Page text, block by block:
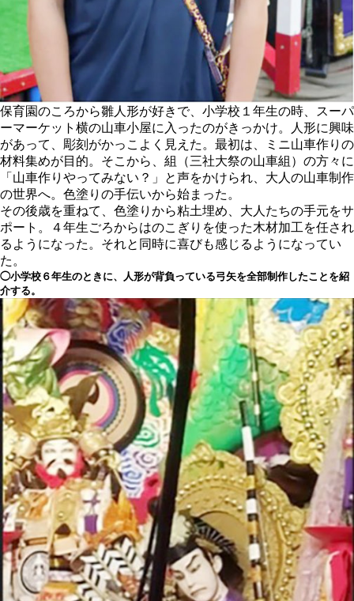
保育園のころから雛人形が好きで、小学校１年生の時、スーパ
ーマーケット横の山車小屋に入ったのがきっかけ。人形に興味
があって、彫刻がかっこよく見えた。最初は、ミニ山車作りの
材料集めが目的。そこから、組（三社大祭の山車組）の方々に
「山車作りやってみない？」と声をかけられ、大人の山車制作
の世界へ。色塗りの手伝いから始まった。
その後歳を重ねて、色塗りから粘土埋め、大人たちの手元をサ
ポート。４年生ごろからはのこぎりを使った木材加工を任され
るようになった。それと同時に喜びも感じるようになってい
た。
◯小学校６年生のときに、人形が背負っている弓矢を全部制作したことを紹
介する。